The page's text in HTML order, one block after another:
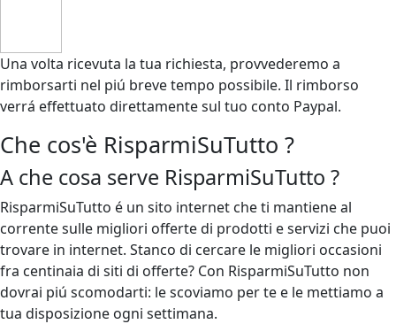
Una volta ricevuta la tua richiesta, provvederemo a
rimborsarti nel piú breve tempo possibile. Il rimborso
verrá effettuato direttamente sul tuo conto Paypal.
Che cos'è RisparmiSuTutto ?
A che cosa serve RisparmiSuTutto ?
RisparmiSuTutto é un sito internet che ti mantiene al
corrente sulle migliori offerte di prodotti e servizi che puoi
trovare in internet. Stanco di cercare le migliori occasioni
fra centinaia di siti di offerte? Con RisparmiSuTutto non
dovrai piú scomodarti: le scoviamo per te e le mettiamo a
tua disposizione ogni settimana.